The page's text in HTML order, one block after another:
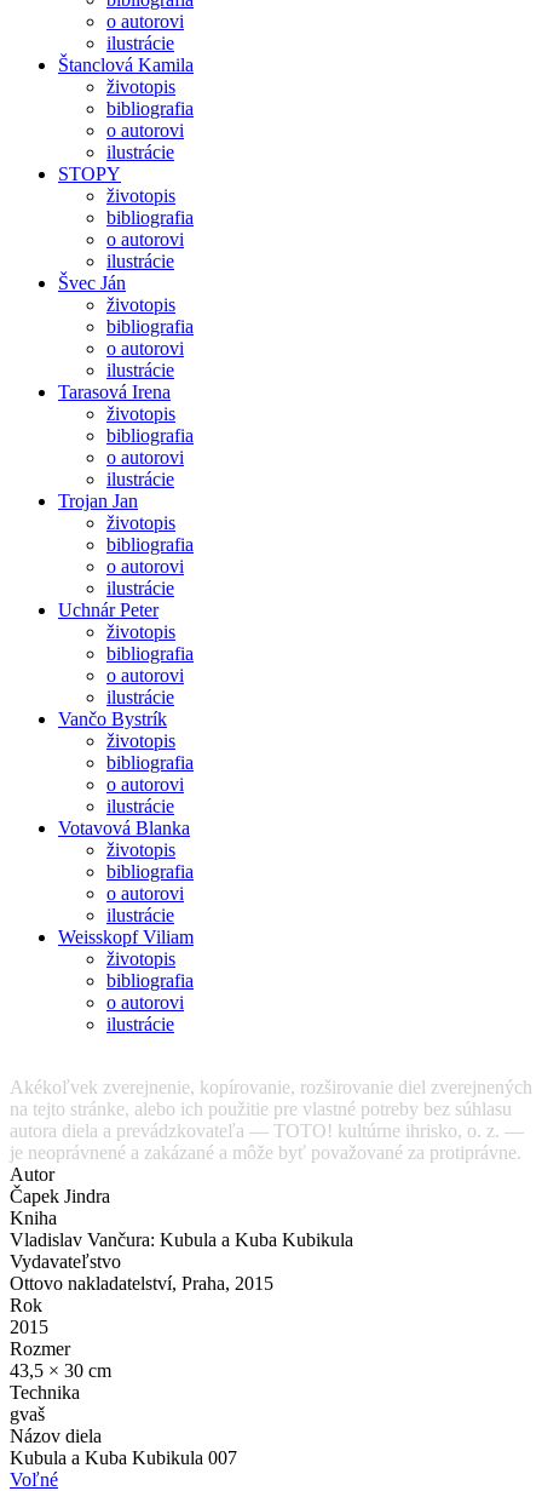
o autorovi
ilustrácie
Štanclová Kamila
životopis
bibliografia
o autorovi
ilustrácie
STOPY
životopis
bibliografia
o autorovi
ilustrácie
Švec Ján
životopis
bibliografia
o autorovi
ilustrácie
Tarasová Irena
životopis
bibliografia
o autorovi
ilustrácie
Trojan Jan
životopis
bibliografia
o autorovi
ilustrácie
Uchnár Peter
životopis
bibliografia
o autorovi
ilustrácie
Vančo Bystrík
životopis
bibliografia
o autorovi
ilustrácie
Votavová Blanka
životopis
bibliografia
o autorovi
ilustrácie
Weisskopf Viliam
životopis
bibliografia
o autorovi
ilustrácie
Akékoľvek zverejnenie, kopírovanie, rozširovanie diel zverejnených
na tejto stránke, alebo ich použitie pre vlastné potreby bez súhlasu
autora diela a prevádzkovateľa — TOTO! kultúrne ihrisko, o. z. —
je neoprávnené a zakázané a môže byť považované za protiprávne.
Autor
Čapek Jindra
Kniha
Vladislav Vančura: Kubula a Kuba Kubikula
Vydavateľstvo
Ottovo nakladatelství, Praha, 2015
Rok
2015
Rozmer
43,5 × 30 cm
Technika
gvaš
Názov diela
Kubula a Kuba Kubikula 007
Voľné